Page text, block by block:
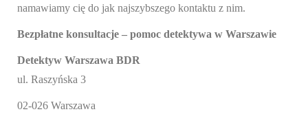
namawiamy cię do jak najszybszego kontaktu z nim.
Bezpłatne konsultacje – pomoc detektywa w Warszawie
Detektyw Warszawa BDR
ul. Raszyńska 3
02-026 Warszawa